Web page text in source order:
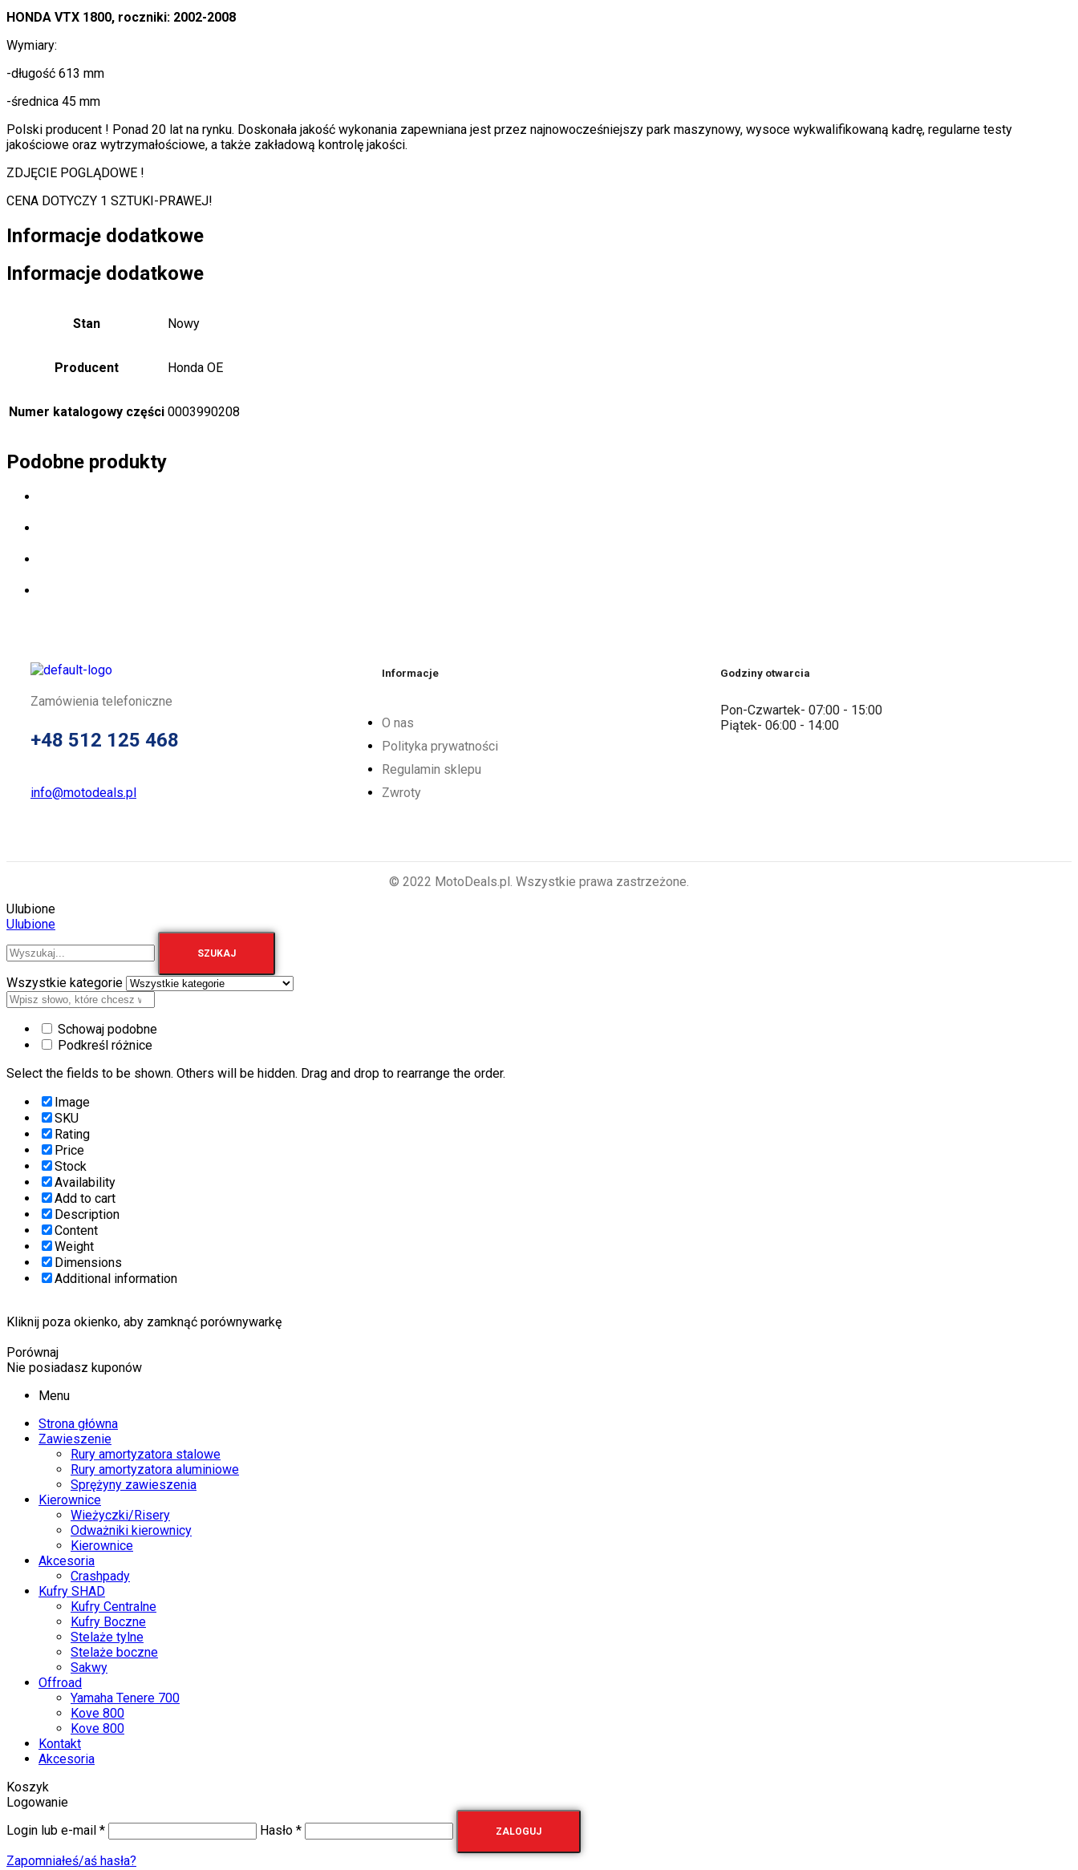
HONDA VTX 1800, roczniki: 2002-2008
Wymiary:
-długość 613 mm
-średnica 45 mm
Polski producent ! Ponad 20 lat na rynku. Doskonała jakość wykonania zapewniana jest przez najnowocześniejszy park maszynowy, wysoce wykwalifikowaną kadrę, regularne testy
jakościowe oraz wytrzymałościowe, a także zakładową kontrolę jakości.
ZDJĘCIE POGLĄDOWE !
CENA DOTYCZY 1 SZTUKI-PRAWEJ!
Informacje dodatkowe
Informacje dodatkowe
Stan Nowy
Producent Honda OE
Numer katalogowy części 0003990208
Podobne produkty
Zamówienia telefoniczne
+48 512 125 468
info@motodeals.pl
Informacje
O nas
Polityka prywatności
Regulamin sklepu
Zwroty
Godziny otwarcia
Pon-Czwartek- 07:00 - 15:00
Piątek- 06:00 - 14:00
© 2022 MotoDeals.pl. Wszystkie prawa zastrzeżone.
Ulubione
Ulubione
SZUKAJ
Wszystkie kategorie
Schowaj podobne
Podkreśl różnice
Select the fields to be shown. Others will be hidden. Drag and drop to rearrange the order.
Image
SKU
Rating
Price
Stock
Availability
Add to cart
Description
Content
Weight
Dimensions
Additional information
Kliknij poza okienko, aby zamknąć porównywarkę
Porównaj
Nie posiadasz kuponów
Menu
Strona główna
Zawieszenie
Rury amortyzatora stalowe
Rury amortyzatora aluminiowe
Sprężyny zawieszenia
Kierownice
Wieżyczki/Risery
Odważniki kierownicy
Kierownice
Akcesoria
Crashpady
Kufry SHAD
Kufry Centralne
Kufry Boczne
Stelaże tylne
Stelaże boczne
Sakwy
Offroad
Yamaha Tenere 700
Kove 800
Kove 800
Kontakt
Akcesoria
Koszyk
Logowanie
Login lub e-mail * Hasło * ZALOGUJ
Zapomniałeś/aś hasła?